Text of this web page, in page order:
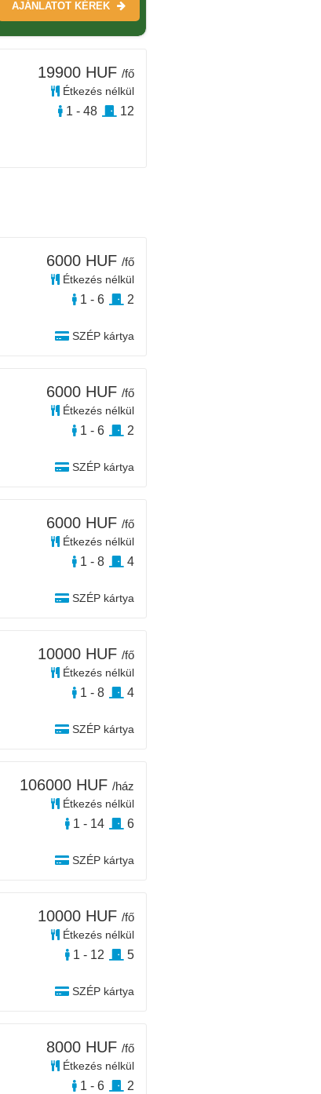
AJÁNLATOT KÉREK
19900 HUF /fő
Étkezés nélkül
1 - 48 12
SZÉP kártya
6000 HUF /fő
Étkezés nélkül
1 - 6 2
SZÉP kártya
6000 HUF /fő
Étkezés nélkül
1 - 6 2
SZÉP kártya
6000 HUF /fő
Étkezés nélkül
1 - 8 4
SZÉP kártya
10000 HUF /fő
Étkezés nélkül
1 - 8 4
SZÉP kártya
106000 HUF /ház
Étkezés nélkül
1 - 14 6
SZÉP kártya
10000 HUF /fő
Étkezés nélkül
1 - 12 5
8000 HUF /fő
Étkezés nélkül
1 - 6 2